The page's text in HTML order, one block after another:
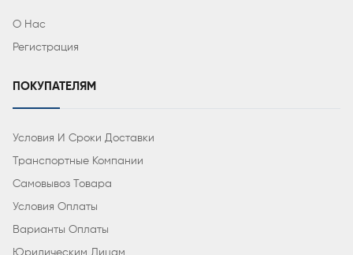
О Нас
Регистрация
ПОКУПАТЕЛЯМ
Условия И Сроки Доставки
Транспортные Компании
Самовывоз Товара
Условия Оплаты
Варианты Оплаты
Юридическим Лицам